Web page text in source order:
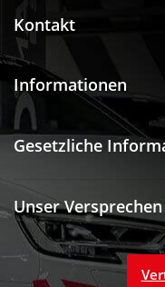
Kontakt
Informationen
Gesetzliche
Unser Versprechen